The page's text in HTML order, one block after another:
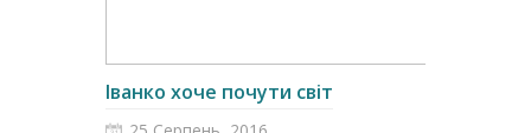
Іванко хоче почути світ